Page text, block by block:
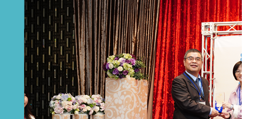
收件）
2026-01-16
114-2學期-課程實習生錄取名單
2026-01-16
114年度學生輔導諮商中心督導人員甄選錄取公告
2026-01-16